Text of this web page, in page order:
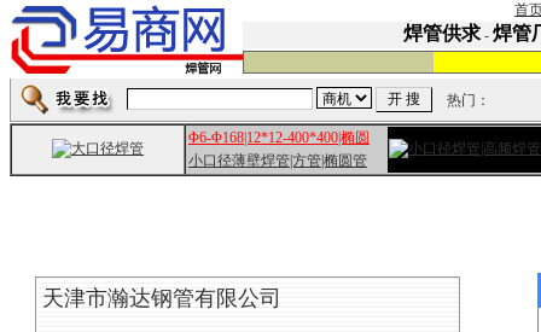
首
焊管供求- 焊管
热门：
Φ6-Φ168|12*12-400*400|椭圆
小口径薄壁焊管|方管|椭圆管
天津市瀚达钢管有限公司